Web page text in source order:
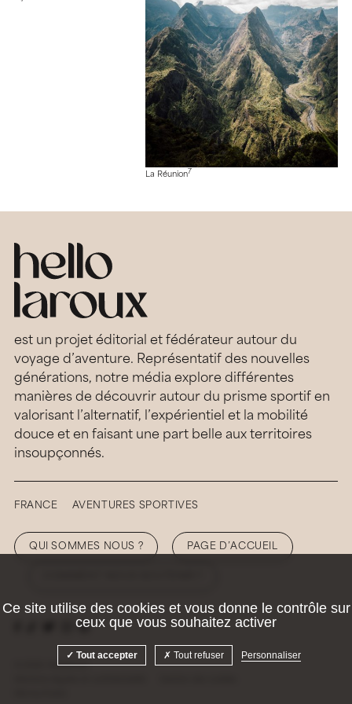
La Réunion7
est un projet éditorial et fédérateur autour du
voyage d’aventure. Représentatif des nouvelles
générations, notre média explore différentes
manières de découvrir autour du prisme sportif en
valorisant l’alternatif, l’expérientiel et la mobilité
douce et en faisant une part belle aux territoires
insoupçonnés.
FRANCE AVENTURES SPORTIVES
QUI SOMMES NOUS ? PAGE D’ACCUEIL
© 2026 Hellolaroux
Ce site utilise des cookies et vous donne le contrôle sur
ceux que vous souhaitez activer
Tout accepter Tout refuser Personnaliser